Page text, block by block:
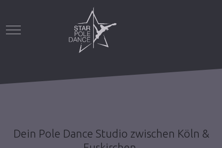
Mobile Menu Toggle
Dein Pole Dance Studio zwischen Köln &